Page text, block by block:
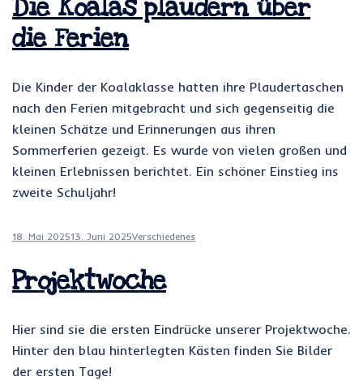
Die Koalas plaudern über
die Ferien
Die Kinder der Koalaklasse hatten ihre Plaudertaschen
nach den Ferien mitgebracht und sich gegenseitig die
kleinen Schätze und Erinnerungen aus ihren
Sommerferien gezeigt. Es wurde von vielen großen und
kleinen Erlebnissen berichtet. Ein schöner Einstieg ins
zweite Schuljahr!
18. Mai 202513. Juni 2025Verschiedenes
Projektwoche
Hier sind sie die ersten Eindrücke unserer Projektwoche.
Hinter den blau hinterlegten Kästen finden Sie Bilder
der ersten Tage!